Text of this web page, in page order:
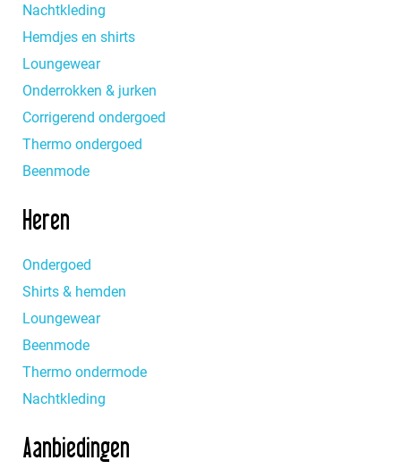
MEQ
Pastunette
Paul Hopkins
Perini
Racky
Rebelle
Nieuw
Nachtkleding
Hemdjes en shirts
Loungewear
Onderrokken & jurken
Corrigerend ondergoed
Thermo ondergoed
Beenmode
Heren
Ondergoed
Shirts & hemden
Loungewear
Beenmode
Thermo ondermode
Nachtkleding
Aanbiedingen